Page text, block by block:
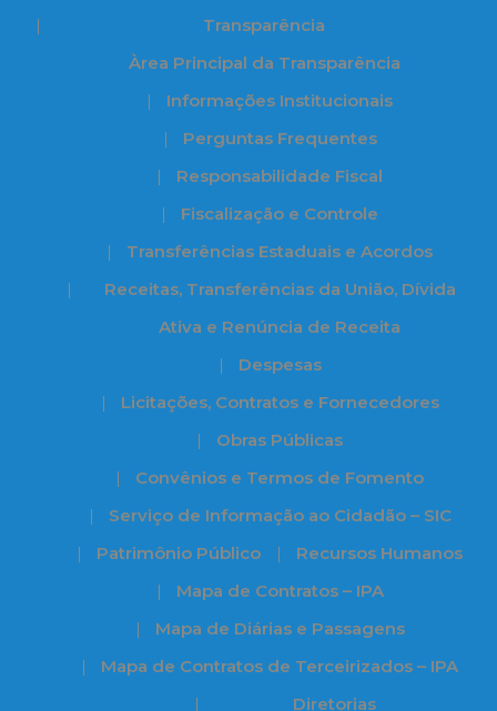
Transparência
Àrea Principal da Transparência
Informações Institucionais
Perguntas Frequentes
Responsabilidade Fiscal
Fiscalização e Controle
Transferências Estaduais e Acordos
Receitas, Transferências da União, Dívida
Ativa e Renúncia de Receita
Despesas
Licitações, Contratos e Fornecedores
Obras Públicas
Convênios e Termos de Fomento
Serviço de Informação ao Cidadão – SIC
Patrimônio Público
Recursos Humanos
Mapa de Contratos – IPA
Mapa de Diárias e Passagens
Mapa de Contratos de Terceirizados – IPA
Diretorias